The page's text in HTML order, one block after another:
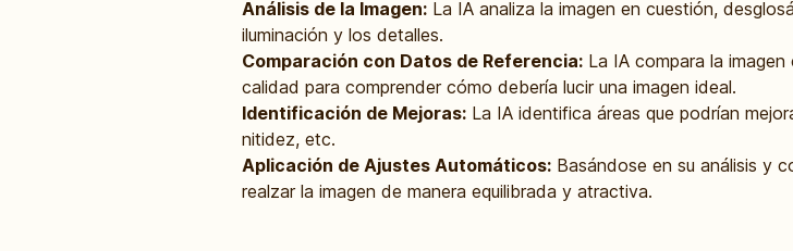
Análisis de la Imagen: La IA analiza la imagen en cuestión,
iluminación y los detalles.
Comparación con Datos de Referencia: La IA compara la
calidad para comprender cómo debería lucir una imagen ideal.
Identificación de Mejoras: La IA identifica áreas que podrían
nitidez, etc.
Aplicación de Ajustes Automáticos: Basándose en su análisis y
realzar la imagen de manera equilibrada y atractiva.